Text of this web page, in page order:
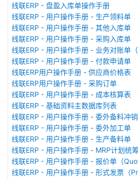
线联ERP - 盘盈入库单操作手册
线联ERP - 用户操作手册 - 生产领料单
线联ERP - 用户操作手册 - 其他入库单
线联ERP - 用户操作手册 - 采购入库单
线联ERP - 用户操作手册 - 业务对账单
线联ERP - 用户操作手册 - 付款申请单
线联ERP用户操作手册 - 供应商价格表
线联ERP用户操作手册 - 采购订单
线联ERP - 用户操作手册 - 成本核算表
线联ERP - 基础资料主数据库列表
线联ERP - 用户操作手册 - 委外备料冲
线联ERP - 用户操作手册 - 委外加工单
线联ERP - 用户操作手册 - 生产备料单
线联ERP - 用户操作手册 - MRP计划统
线联ERP - 用户操作手册 - 报价单（
线联ERP - 用户操作手册 - 形式发票（